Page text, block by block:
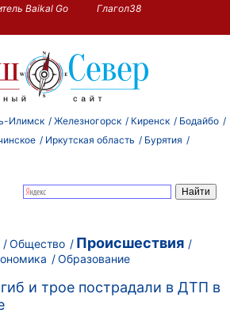
Baikal Go
Глагол38
Илимск Железногорск Киренск
Бодайбо
Иркутская область
Бурятия
Общество Происшествия
Образование
и трое пострадали в ДТП в